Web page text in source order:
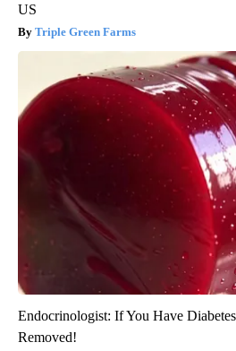
US
Triple Green Farms
Endocrinologist: If You Have
Removed!